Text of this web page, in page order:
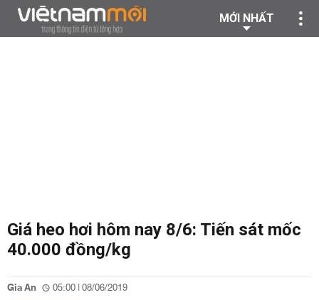
MỚI NHẤT
Giá heo hơi hôm nay 8/6: Tiến sát mốc
40.000 đồng/kg
Gia An 05:00 | 08/06/2019